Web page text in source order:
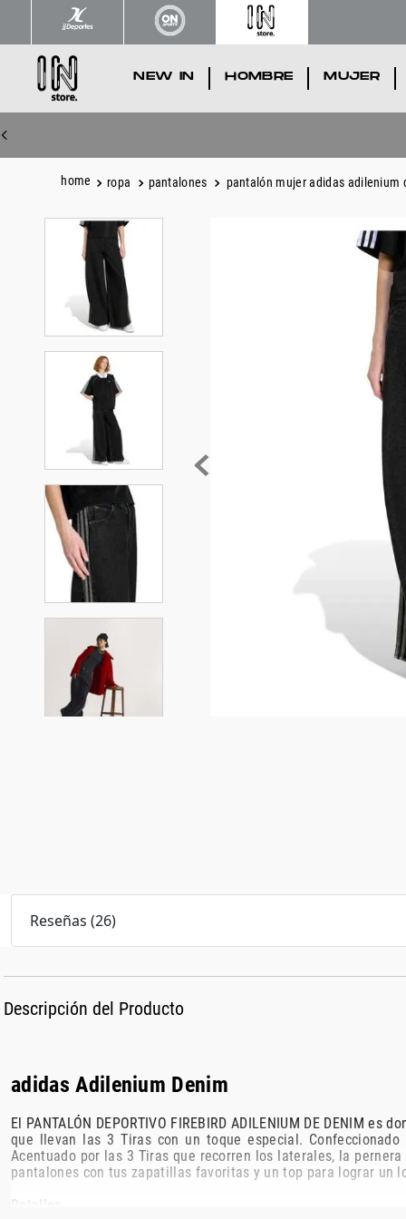
NEW IN HOMBRE MUJER
ropa pantalones pantalón mujer adidas adilenium
Reseñas (26)
Descripción del Producto
adidas Adilenium Denim
El PANTALÓN DEPORTIVO FIREBIRD ADILENIUM DE DENIM
que llevan las 3 Tiras con un toque especial. Confeccionado
Acentuado por las 3 Tiras que recorren los laterales, la
pantalones con tus zapatillas favoritas y un top para lograr un